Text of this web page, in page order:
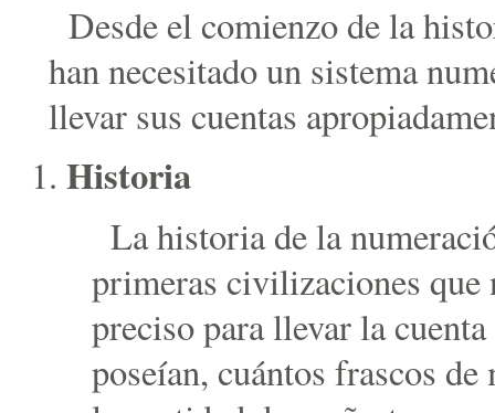
Desde el comienzo de la
han necesitado un sistema
llevar sus cuentas
Historia
La historia de la
primeras civilizaciones que
preciso para llevar la
poseían, cuántos frascos